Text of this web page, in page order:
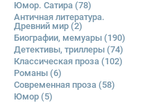
Юмор. Сатира (78)
Античная литература.
Древний мир (2)
Биографии, мемуары (190)
Детективы, триллеры (74)
Классическая проза (102)
Романы (6)
Современная проза (58)
Юмор (5)